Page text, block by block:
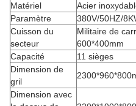
Matériel
Acier
Paramètre
380V/50HZ/
Cuisson du
secteur
Militaire de
600*400mm
Capacité
11 sièges
Dimension de
gril
Dimension avec